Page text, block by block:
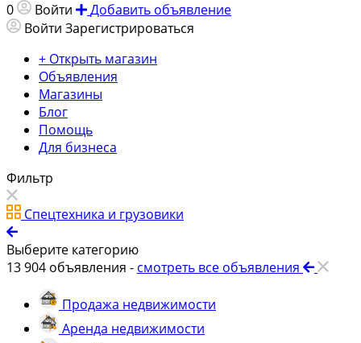
0 Войти
Добавить объявление
Войти Зарегистрироваться
+ Открыть магазин
Объявления
Магазины
Блог
Помощь
Для бизнеса
Фильтр
Спецтехника и грузовики
Выберите категорию
13 904 объявления - смотреть все объявления
Продажа недвижимости
Аренда недвижимости